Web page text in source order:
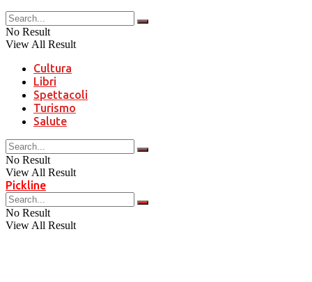
No Result
View All Result
Cultura
Libri
Spettacoli
Turismo
Salute
No Result
View All Result
Pickline
No Result
View All Result